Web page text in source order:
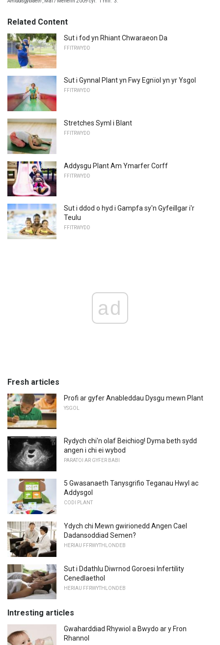
Related Content
Sut i fod yn Rhiant Chwaraeon Da
FFITRWYDD
Sut i Gynnal Plant yn Fwy Egnïol yn yr Ysgol
FFITRWYDD
Stretches Syml i Blant
FFITRWYDD
Addysgu Plant Am Ymarfer Corff
FFITRWYDD
Sut i ddod o hyd i Gampfa sy'n Gyfeillgar i'r
Teulu
FFITRWYDD
ad
Fresh articles
Profi ar gyfer Anableddau Dysgu mewn Plant
YSGOL
Rydych chi'n olaf Beichiog! Dyma beth sydd
angen i chi ei wybod
PARATOI AR GYFER BABI
5 Gwasanaeth Tanysgrifio Teganau Hwyl ac
Addysgol
CODI PLANT
Ydych chi Mewn gwirionedd Angen Cael
Dadansoddiad Semen?
HERIAU FFRWYTHLONDEB
Sut i Ddathlu Diwrnod Goroesi Infertility
Cenedlaethol
HERIAU FFRWYTHLONDEB
Intresting articles
Gwaharddiad Rhywiol a Bwydo ar y Fron
Rhannol